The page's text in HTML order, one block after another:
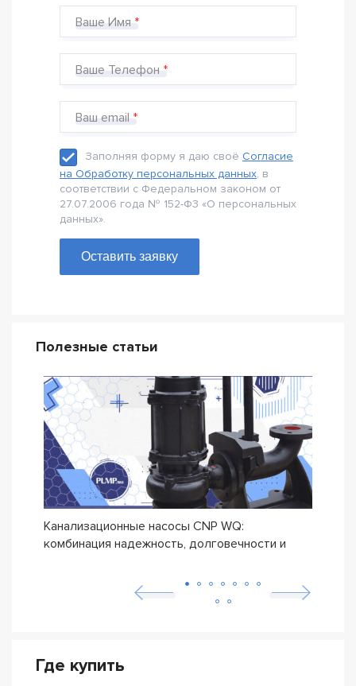
Ваше Имя
Ваше Телефон
Ваш email
Заполняя форму я даю своё Согласие
на Обработку персональных данных, в
соответствии с Федеральном законом от
27.07.2006 года № 152-Ф3 «О персональных
данных».
Оставить заявку
Полезные статьи
Канализационные насосы CNP WQ:
комбинация надежность, долговечности и
Где купить